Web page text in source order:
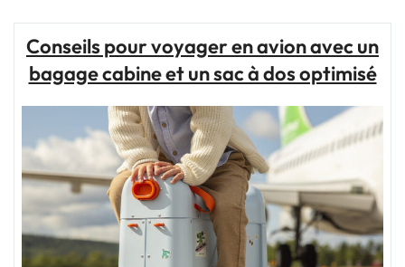
Conseils pour voyager en avion avec un
bagage cabine et un sac à dos optimisé